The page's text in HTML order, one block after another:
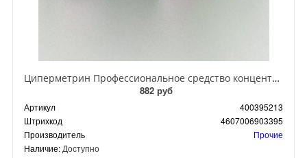
Циперметрин Профессиональное средство концентрат эмульсии 25% для уничтожения тараканов, мух,комаров, блох, клопов, муравьев, ос 50 мл
882 руб
Артикул
400395213
Штрихкод
4607006903395
Производитель
Прочие
Наличие: Доступно